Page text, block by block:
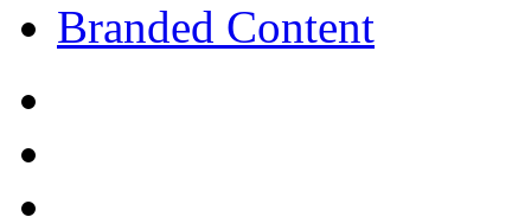
Branded Content